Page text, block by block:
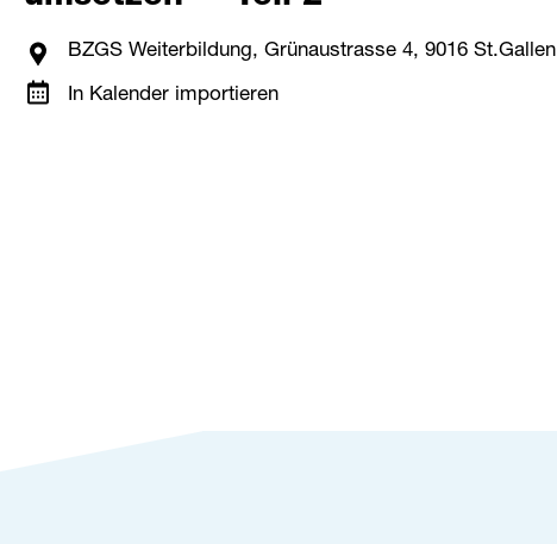
BZGS Weiterbildung, Grünaustrasse 4, 9016 St.Gallen
In Kalender importieren